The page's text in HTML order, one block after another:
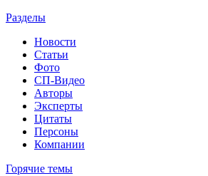
Разделы
Новости
Статьи
Фото
СП-Видео
Авторы
Эксперты
Цитаты
Персоны
Компании
Горячие темы